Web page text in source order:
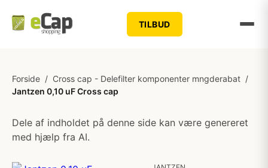
TILBUD
Forside / Cross cap - Delefilter komponenter mngderabat /
Jantzen 0,10 uF Cross cap
Dele af indholdet på denne side kan være genereret
med hjælp fra AI.